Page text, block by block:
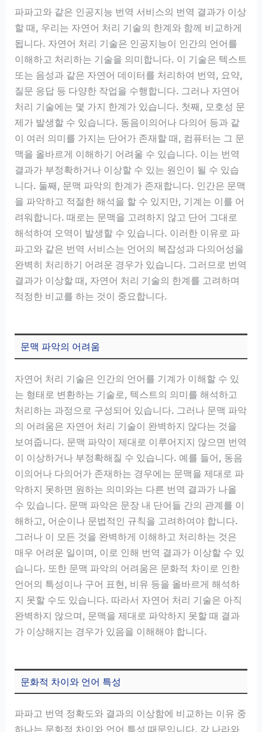
파파고와 같은 인공지능 번역 서비스의 번역 결과가 이상
할 때, 우리는 자연어 처리 기술의 한계와 함께 비교하게
됩니다. 자연어 처리 기술은 인공지능이 인간의 언어를
이해하고 처리하는 기술을 의미합니다. 이 기술은 텍스트
또는 음성과 같은 자연어 데이터를 처리하여 번역, 요약,
질문 응답 등 다양한 작업을 수행합니다. 그러나 자연어
처리 기술에는 몇 가지 한계가 있습니다. 첫째, 모호성 문
제가 발생할 수 있습니다. 동음이의어나 다의어 등과 같
이 여러 의미를 가지는 단어가 존재할 때, 컴퓨터는 그 문
맥을 올바르게 이해하기 어려울 수 있습니다. 이는 번역
결과가 부정확하거나 이상할 수 있는 원인이 될 수 있습
니다. 둘째, 문맥 파악의 한계가 존재합니다. 인간은 문맥
을 파악하고 적절한 해석을 할 수 있지만, 기계는 이를 어
려워합니다. 때로는 문맥을 고려하지 않고 단어 그대로
해석하여 오역이 발생할 수 있습니다. 이러한 이유로 파
파고와 같은 번역 서비스는 언어의 복잡성과 다의어성을
완벽히 처리하기 어려운 경우가 있습니다. 그러므로 번역
결과가 이상할 때, 자연어 처리 기술의 한계를 고려하며
적정한 비교를 하는 것이 중요합니다.
문맥 파악의 어려움
자연어 처리 기술은 인간의 언어를 기계가 이해할 수 있
는 형태로 변환하는 기술로, 텍스트의 의미를 해석하고
처리하는 과정으로 구성되어 있습니다. 그러나 문맥 파악
의 어려움은 자연어 처리 기술이 완벽하지 않다는 것을
보여줍니다. 문맥 파악이 제대로 이루어지지 않으면 번역
이 이상하거나 부정확해질 수 있습니다. 예를 들어, 동음
이의어나 다의어가 존재하는 경우에는 문맥을 제대로 파
악하지 못하면 원하는 의미와는 다른 번역 결과가 나올
수 있습니다. 문맥 파악은 문장 내 단어들 간의 관계를 이
해하고, 어순이나 문법적인 규칙을 고려하여야 합니다.
그러나 이 모든 것을 완벽하게 이해하고 처리하는 것은
매우 어려운 일이며, 이로 인해 번역 결과가 이상할 수 있
습니다. 또한 문맥 파악의 어려움은 문화적 차이로 인한
언어의 특성이나 구어 표현, 비유 등을 올바르게 해석하
지 못할 수도 있습니다. 따라서 자연어 처리 기술은 아직
완벽하지 않으며, 문맥을 제대로 파악하지 못할 때 결과
가 이상해지는 경우가 있음을 이해해야 합니다.
문화적 차이와 언어 특성
파파고 번역 정확도와 결과의 이상함에 비교하는 이유 중
하나는 문화적 차이와 언어 특성 때문입니다. 각 나라와